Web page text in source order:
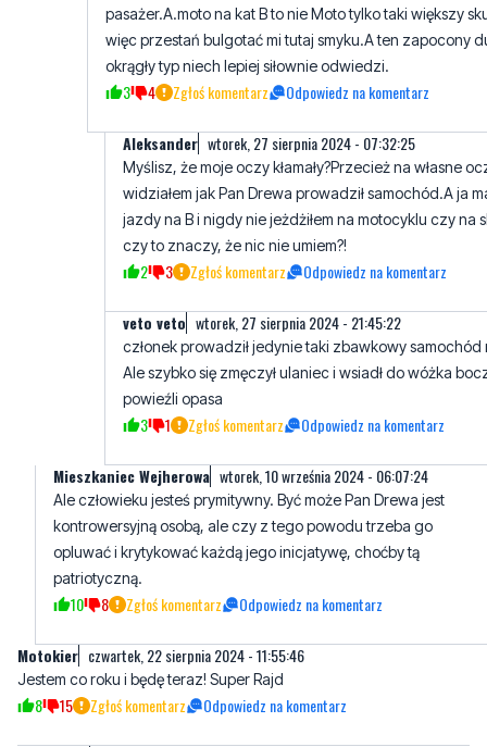
3 4 Zgłoś komentarz Odpowiedz na komentarz
Aleksander wtorek, 27 sierpnia 2024 - 07:32:25
Myślisz, że moje oczy kłamały?Przecież na własne
jazdy na B i nigdy nie jeżdżiłem na motocyklu czy na
czy to znaczy, że nic nie umiem?!
2 3 Zgłoś komentarz Odpowiedz na komentarz
veto veto wtorek, 27 sierpnia 2024 - 21:45:22
członek prowadził jedynie taki zbawkowy samochód
powieźli opasa
3 1 Zgłoś komentarz Odpowiedz na komentarz
Mieszkaniec Wejherowa wtorek, 10 września 2024 - 06:07:24
Ale człowieku jesteś prymitywny. Być może Pan Drewa jest
opluwać i krytykować każdą jego inicjatywę, choćby tą
patriotyczną.
10 8 Zgłoś komentarz Odpowiedz na komentarz
Motokier czwartek, 22 sierpnia 2024 - 11:55:46
Jestem co roku i będę teraz! Super Rajd
Puknij siie czwartek, 22 sierpnia 2024 - 12:03:21
Motocykliści jadą bo chcą wziąć udział w tym Rajdzie. Tutaj widzę